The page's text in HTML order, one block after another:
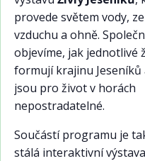
provede světem vody,
vzduchu a ohně.
objevíme, jak jednotlivé
formují krajinu Jeseníků
jsou pro život v horách
nepostradatelné.
Součástí programu je
stálá interaktivní výstava